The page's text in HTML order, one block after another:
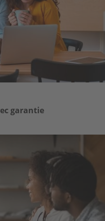
garantie